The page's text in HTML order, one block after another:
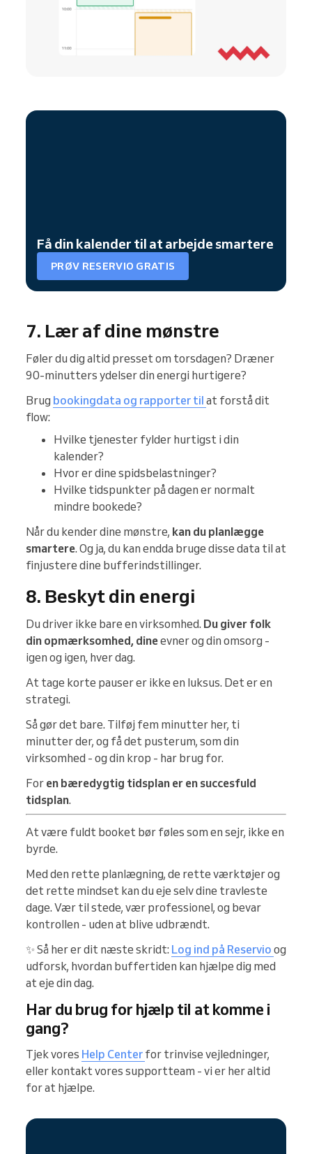
Få din kalender til at arbejde smartere
PRØV RESERVIO GRATIS
7. Lær af dine mønstre
Føler du dig altid presset om torsdagen? Dræner
90-minutters ydelser din energi hurtigere?
Brug bookingdata og rapporter til at forstå dit
flow:
Hvilke tjenester fylder hurtigst i din
kalender?
Hvor er dine spidsbelastninger?
Hvilke tidspunkter på dagen er normalt
mindre bookede?
Når du kender dine mønstre, kan du planlægge
smartere. Og ja, du kan endda bruge disse data til at
finjustere dine bufferindstillinger.
8. Beskyt din energi
Du driver ikke bare en virksomhed. Du giver folk
din opmærksomhed, dineevner og din omsorg -
igen og igen, hver dag.
At tage korte pauser er ikke en luksus. Det er en
strategi.
Så gør det bare. Tilføj fem minutter her, ti
minutter der, og få det pusterum, som din
virksomhed - og din krop - har brug for.
For en bæredygtig tidsplan er en succesfuld
tidsplan.
At være fuldt booket bør føles som en sejr, ikke en
byrde.
Med den rette planlægning, de rette værktøjer og
det rette mindset kan du eje selv dine travleste
dage. Vær til stede, vær professionel, og bevar
kontrollen - uden at blive udbrændt.
✨ Så her er dit næste skridt: Log ind på Reservio og
udforsk, hvordan buffertiden kan hjælpe dig med
at eje din dag.
Har du brug for hjælp til at komme i
gang?
Tjek vores Help Center for trinvise vejledninger,
eller kontakt vores supportteam - vi er her altid
for at hjælpe.